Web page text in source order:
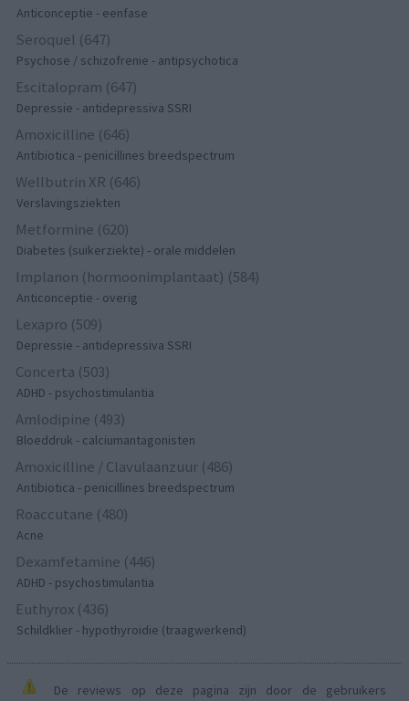
Anticonceptie - eenfase
Seroquel (647)
Psychose / schizofrenie - antipsychotica
Escitalopram (647)
Depressie - antidepressiva SSRI
Amoxicilline (646)
Antibiotica - penicillines breedspectrum
Wellbutrin XR (646)
Verslavingsziekten
Metformine (620)
Diabetes (suikerziekte) - orale middelen
Implanon (hormoonimplantaat) (584)
Anticonceptie - overig
Lexapro (509)
Depressie - antidepressiva SSRI
Concerta (503)
ADHD - psychostimulantia
Amlodipine (493)
Bloeddruk - calciumantagonisten
Amoxicilline / Clavulaanzuur (486)
Antibiotica - penicillines breedspectrum
Roaccutane (480)
Acne
Dexamfetamine (446)
ADHD - psychostimulantia
Euthyrox (436)
Schildklier - hypothyroidie (traagwerkend)
De reviews op deze pagina zijn door de gebruikers